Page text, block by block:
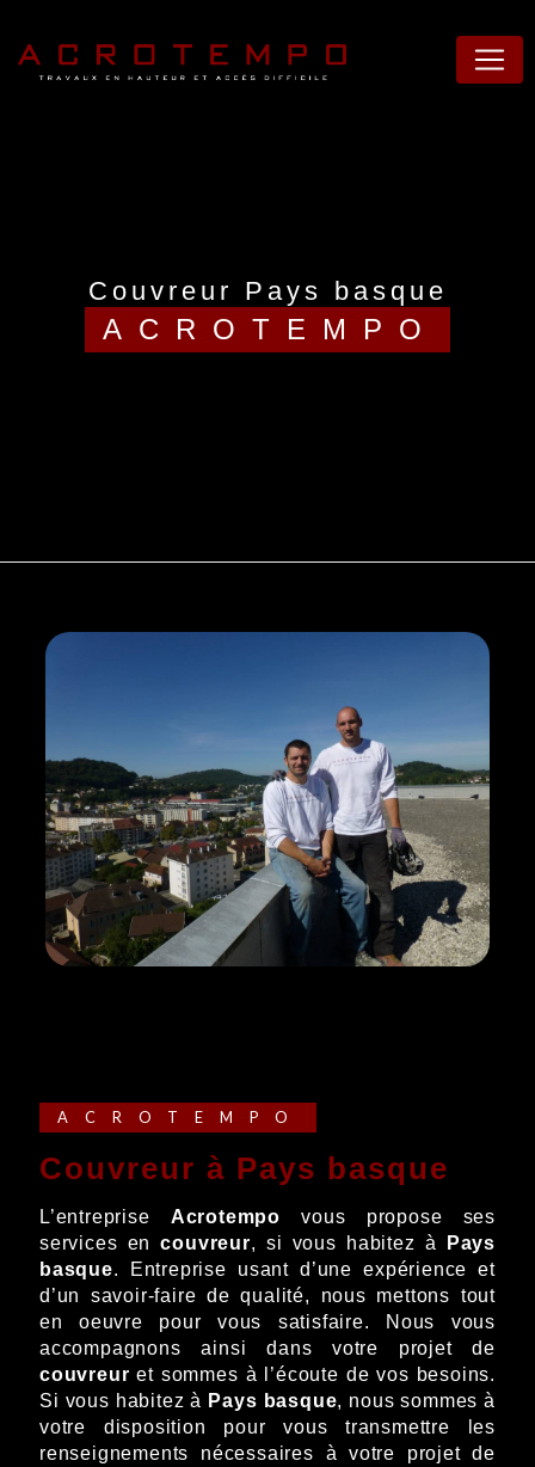
couvreur Pays basque
ACROTEMPO
ACROTEMPO
couvreur à Pays basque
L’entreprise Acrotempo vous propose ses
services encouvreur, si vous habitez à
Pays
basque. Entreprise usant d’une expérience et
d’un savoir-faire de qualité, nous mettons tout
en oeuvre pour vous satisfaire. Nous vous
accompagnons ainsi dans votre projet de
couvreur et sommes à l’écoute de vos besoins.
Si vous habitez à Pays basque, nous sommes à
votre disposition pour vous transmettre les
renseignements nécessaires à votre projet de